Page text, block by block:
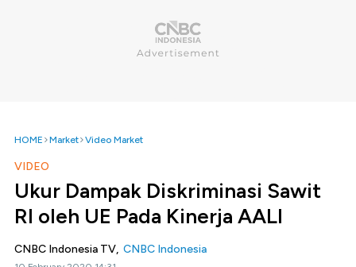
HOME Market Video Market
VIDEO
Ukur Dampak Diskriminasi Sawit
RI oleh UE Pada Kinerja AALI
CNBC Indonesia TV, CNBC Indonesia